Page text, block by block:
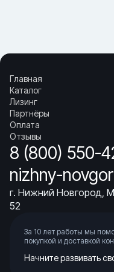
· проверьте платформу/
Купить «Flat Rack
Новгороде.
▼ От чего зависит
футов (складной)?
▼ Что критично
▼ Для каких задач
▼ Где купить Flat
в Нижнем Новгороде?
▼ Чем спецконтейнер
Главная
Каталог
Лизинг
Партнёры
Оплата
Отзывы
8 (800) 550-
nizhny-
г. Нижний Новгород,
52
За 10 лет работы мы
покупкой и доставкой
Начните развивать